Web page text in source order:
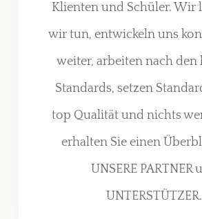
Klienten und Schüler. Wir
wir tun, entwickeln uns
weiter, arbeiten nach den
Standards, setzen
top Qualität und nichts
erhalten Sie einen
UNSERE PARTNER
UNTERSTÜTZER.